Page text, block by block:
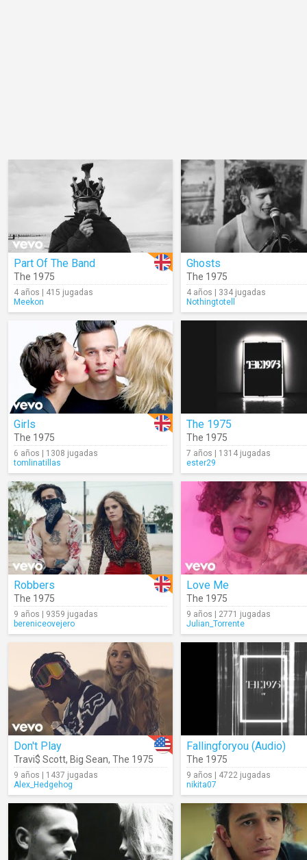
Part Of The Band
The 1975
4 años | 415 jugadas
Meekon
Ghosts
The 1975
4 años | 334 jugadas
Nothingtotell
Girls
The 1975
6 años | 1308 jugadas
tomlinatillas
The 1975
The 1975
7 años | 1314 jugadas
ester29
Robbers
The 1975
9 años | 9359 jugadas
bereniceovejero
Love Me
The 1975
9 años | 2771 jugadas
Julian_Torrente
Don't Play
Travi$ Scott, Big Sean, The 1975
9 años | 1437 jugadas
Alex_Hedgehog
Fallingforyou (Audio)
The 1975
9 años | 4722 jugadas
nikita07